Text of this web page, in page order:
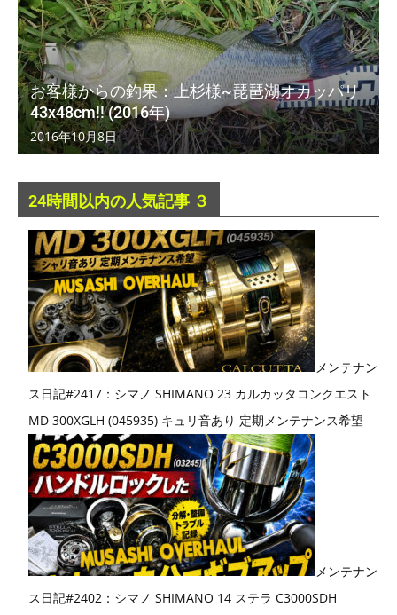
お客様からの釣果：上杉様~琵琶湖オカッパリ
43x48cm!! (2016年)
2016年10月8日
24時間以内の人気記事 ３
メンテナン
ス日記#2417：シマノ SHIMANO 23 カルカッタコンクエスト
MD 300XGLH (045935) キュリ音あり 定期メンテナンス希望
メンテナン
ス日記#2402：シマノ SHIMANO 14 ステラ C3000SDH